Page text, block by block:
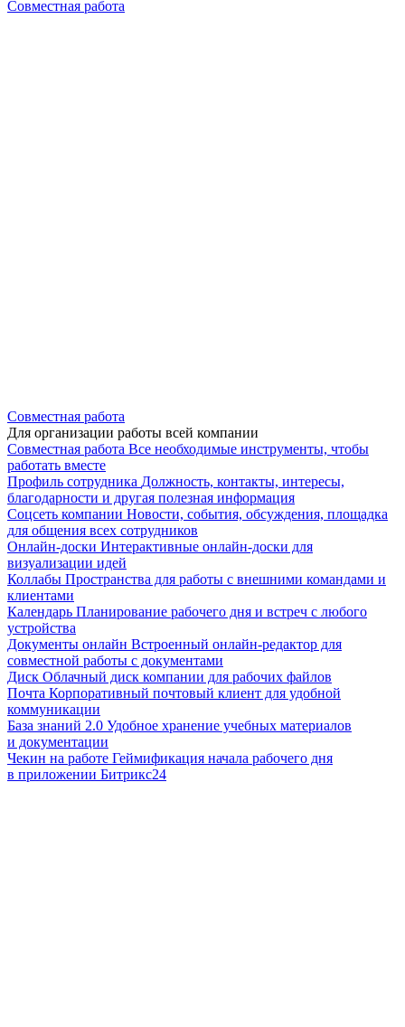
Совместная работа
Совместная работа
Для организации работы всей компании
Совместная работа Все необходимые инструменты, чтобы
работать вместе
Профиль сотрудника Должность, контакты, интересы,
благодарности и другая полезная информация
Соцсеть компании Новости, события, обсуждения, площадка
для общения всех сотрудников
Онлайн-доски Интерактивные онлайн-доски для
визуализации идей
Коллабы Пространства для работы с внешними командами и
клиентами
Календарь Планирование рабочего дня и встреч с любого
устройства
Документы онлайн Встроенный онлайн-редактор для
совместной работы с документами
Диск Облачный диск компании для рабочих файлов
Почта Корпоративный почтовый клиент для удобной
коммуникации
База знаний 2.0 Удобное хранение учебных материалов
и документации
Чекин на работе Геймификация начала рабочего дня
в приложении Битрикс24